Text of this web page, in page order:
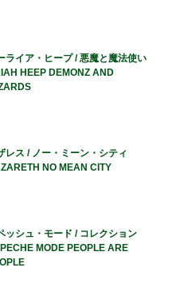
ライア・ヒープ / 悪魔と魔法使い
HEEP DEMONZ AND
レス / ノー・ミーン・シティ
NO MEAN CITY
ッシュ・モード / コレクション
MODE PEOPLE ARE